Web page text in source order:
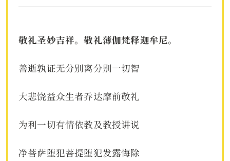
敬礼圣妙吉祥。敬礼薄伽梵释迦牟尼。
善逝孰证无分别离分别一切智
大悲饶益众生者乔达摩前敬礼
为利一切有情依教及教授讲说
净菩萨堕犯菩提堕犯发露悔除